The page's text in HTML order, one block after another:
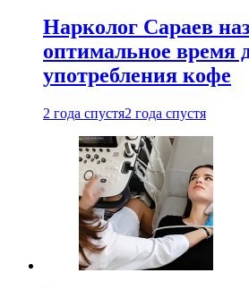
Нарколог Сараев
оптимальное время
употребления кофе
2 года спустя2 года спустя